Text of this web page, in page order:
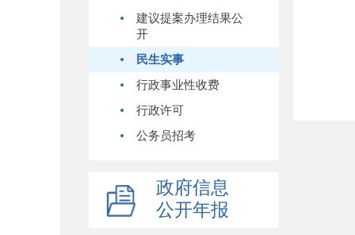
建议提案办理结果公
开
民生实事
行政事业性收费
行政许可
公务员招考
政府信息
公开年报